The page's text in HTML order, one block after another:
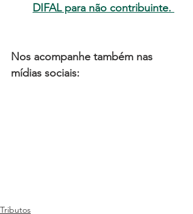
DIFAL para não contribuinte.
Nos acompanhe também nas
mídias sociais:
Tributos